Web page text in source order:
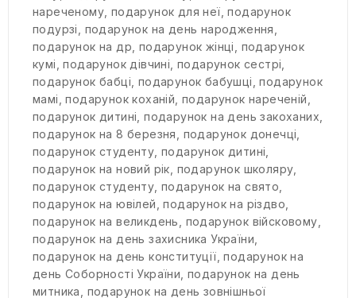
нареченому, подарунок для неї,подарунок
подурзі, подарунок на день народження,
подарунок на др, подарунок жінці, подарунок
кумі,подарунок дівчині,подарунок сестрі,
подарунок бабці, подарунок бабушці,подарунок
мамі,подарунок коханій,подарунок нареченій,
подарунок дитині,подарунок на день закоханих,
подарунок на 8 березня, подарунок донечці,
подарунок студенту,подарунок дитині,
подарунок на новий рік, подарунок школяру,
подарунок студенту,подарунок на свято,
подарунок на ювілей,подарунок на різдво,
подарунок на великдень, подарунок війсковому,
подарунок на день захисника України,
подарунок на день конституції,подарунок на
день Соборності України,подарунок на день
митника, подарунок на день зовнішньої